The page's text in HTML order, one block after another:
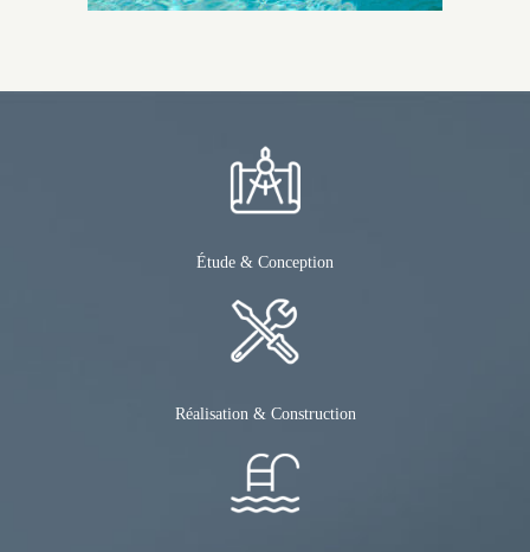
Étude & Conception
Réalisation & Construction